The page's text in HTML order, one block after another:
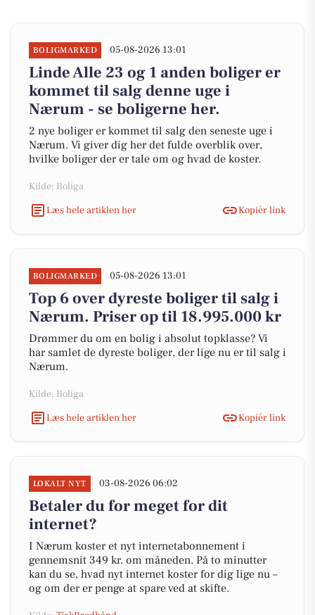
BOLIGMARKED 05-08-2026 13:01
Linde Alle 23 og 1 anden boliger er
kommet til salg denne uge i
Nærum - se boligerne her.
2 nye boliger er kommet til salg den seneste uge i
Nærum. Vi giver dig her det fulde overblik over,
hvilke boliger der er tale om og hvad de koster.
Kilde: Boliga
Læs hele artiklen her
Kopiér link
BOLIGMARKED 05-08-2026 13:01
Top 6 over dyreste boliger til salg i
Nærum. Priser op til 18.995.000 kr
Drømmer du om en bolig i absolut topklasse? Vi
har samlet de dyreste boliger, der lige nu er til salg i
Nærum.
Kilde: Boliga
Læs hele artiklen her
Kopiér link
LOKALT NYT 03-08-2026 06:02
Betaler du for meget for dit
internet?
I Nærum koster et nyt internetabonnement i
gennemsnit 349 kr. om måneden. På to minutter
kan du se, hvad nyt internet koster for dig lige nu –
og om der er penge at spare ved at skifte.